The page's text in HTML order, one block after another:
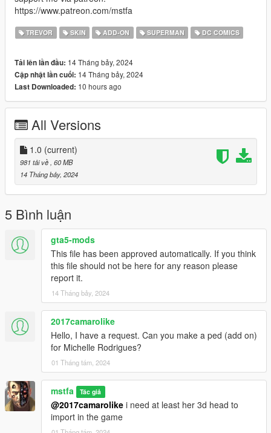
https://www.patreon.com/mstfa
TREVOR SKIN ADD-ON SUPERMAN DC COMICS
Tải lên lần đầu: 14 Tháng bảy, 2024
Cập nhật lần cuối: 14 Tháng bảy, 2024
Last Downloaded: 10 hours ago
All Versions
1.0 (current)
981 tải về , 60 MB
14 Tháng bảy, 2024
5 Bình luận
gta5-mods
This file has been approved automatically. If you think
this file should not be here for any reason please
report it.
14 Tháng bảy, 2024
2017camarolike
Hello, I have a request. Can you make a ped (add on)
for Michelle Rodrigues?
01 Tháng tám, 2024
mstfa Tác giả
@2017camarolike i need at least her 3d head to
import in the game